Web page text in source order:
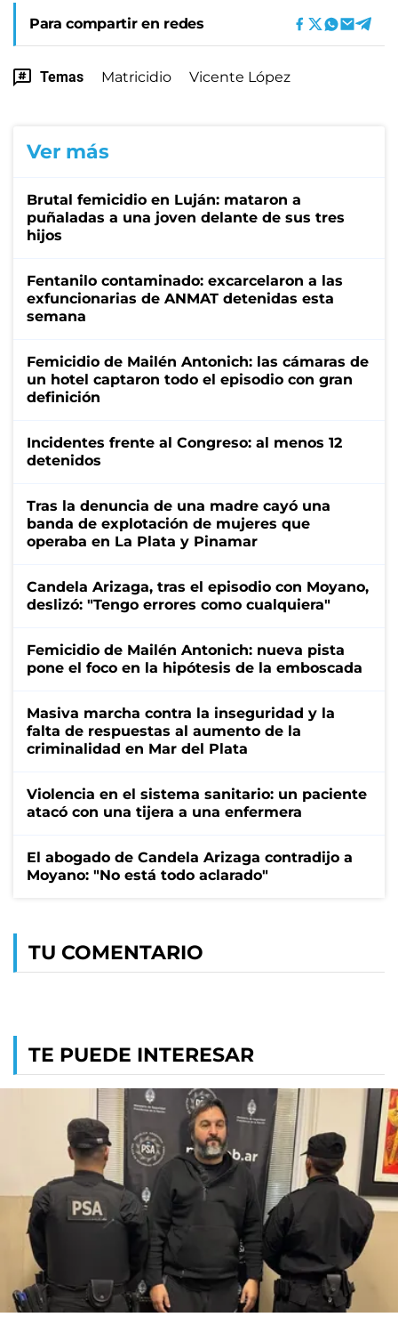
Para compartir en redes
Temas Matricidio Vicente López
Ver más
Brutal femicidio en Luján: mataron a
puñaladas a una joven delante de sus tres
hijos
Fentanilo contaminado: excarcelaron a las
exfuncionarias de ANMAT detenidas esta
semana
Femicidio de Mailén Antonich: las cámaras de
un hotel captaron todo el episodio con gran
definición
Incidentes frente al Congreso: al menos 12
detenidos
Tras la denuncia de una madre cayó una
banda de explotación de mujeres que
operaba en La Plata y Pinamar
Candela Arizaga, tras el episodio con Moyano,
deslizó: "Tengo errores como cualquiera"
Femicidio de Mailén Antonich: nueva pista
pone el foco en la hipótesis de la emboscada
Masiva marcha contra la inseguridad y la
falta de respuestas al aumento de la
criminalidad en Mar del Plata
Violencia en el sistema sanitario: un paciente
atacó con una tijera a una enfermera
El abogado de Candela Arizaga contradijo a
Moyano: "No está todo aclarado"
TU COMENTARIO
TE PUEDE INTERESAR